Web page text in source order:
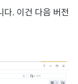
다. 이건 다음 버전